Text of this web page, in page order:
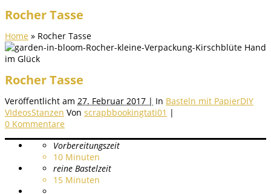
Rocher Tasse
Home » Rocher Tasse
Rocher Tasse
Veröffentlicht am 27. Februar 2017 | In Basteln mit PapierDIY
VIdeosStanzen Von scrapbbookingtati01 |
0 Kommentare
Vorbereitungszeit
10 Minuten
reine Bastelzeit
15 Minuten